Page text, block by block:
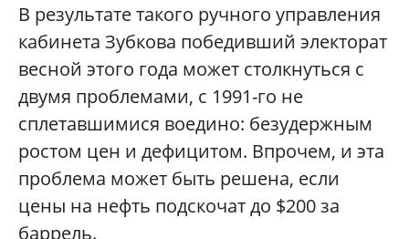
В результате такого ручного управления
кабинета Зубкова победивший электорат
весной этого года может столкнуться с
двумя проблемами, с 1991-го не
сплетавшимися воедино: безудержным
ростом цен и дефицитом. Впрочем, и эта
проблема может быть решена, если
цены на нефть подскочат до $200 за
баррель.